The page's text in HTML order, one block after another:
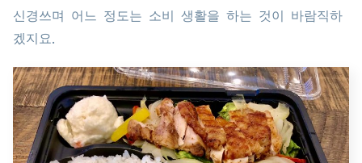
신경쓰며 어느 정도는 소비 생활을 하는 것이 바람직하
겠지요.